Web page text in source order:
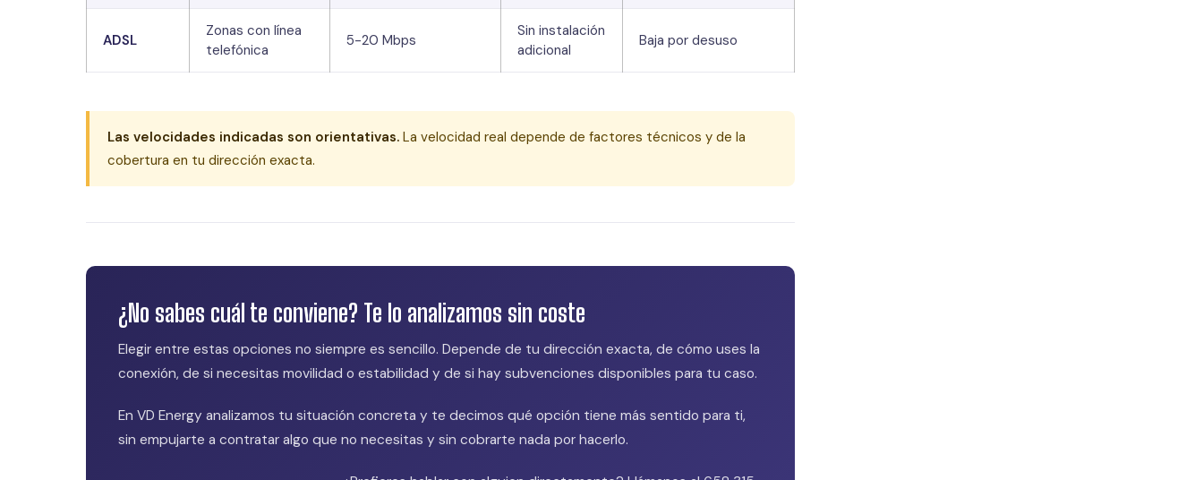
ADSL
Zonas con línea
telefónica
5-20 Mbps
Sin instalación
adicional
Baja por desuso
Las velocidades indicadas son orientativas. La velocidad real depende de factores técnicos y de la
cobertura en tu dirección exacta.
¿No sabes cuál te conviene? Te lo analizamos sin coste
Elegir entre estas opciones no siempre es sencillo. Depende de tu dirección exacta, de cómo uses la
conexión, de si necesitas movilidad o estabilidad y de si hay subvenciones disponibles para tu caso.
En VD Energy analizamos tu situación concreta y te decimos qué opción tiene más sentido para ti,
sin empujarte a contratar algo que no necesitas y sin cobrarte nada por hacerlo.